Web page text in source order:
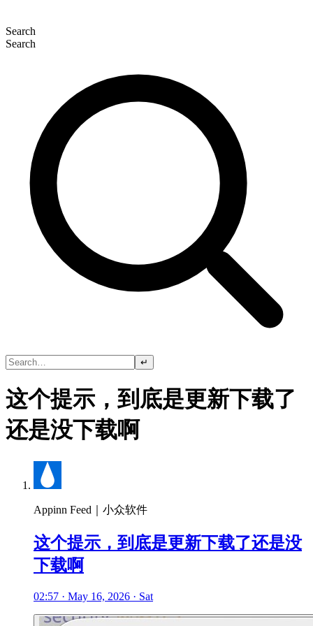
Search
Search
↵
这个提示，到底是更新下载了
还是没下载啊
Appinn Feed｜小众软件
这个提示，到底是更新下载了还是没
下载啊
02:57 · May 16, 2026 · Sat